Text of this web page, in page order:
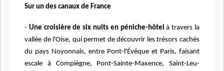
Sur un des canaux de France
- Une croisière de six nuits en péniche-hôtelà travers la
vallée de l'Oise, qui permet de découvrir les trésors cachés
du pays Noyonnais, entre Pont-l'Évêque et Paris, faisant
escale à Compiègne, Pont-Sainte-Maxence, Saint-Leu-